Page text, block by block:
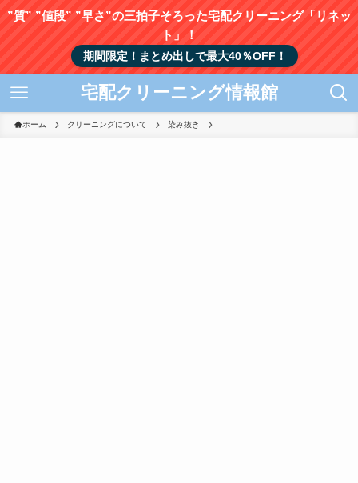
”質” ”値段” ”早さ”の三拍子そろった宅配クリーニング「リネッ
ト」！
期間限定！まとめ出しで最大40％OFF！
宅配クリーニング情報館
ホーム クリーニングについて 染み抜き